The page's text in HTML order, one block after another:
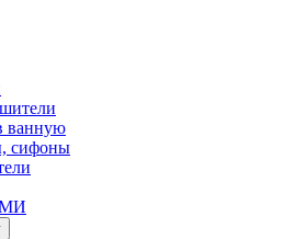
ванную
сифоны